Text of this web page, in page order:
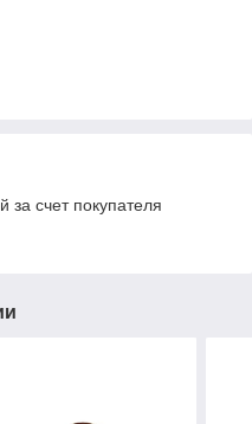
за счет покупателя